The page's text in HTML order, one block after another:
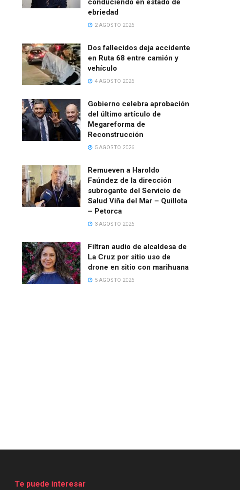
conduciendo en estado de
ebriedad
2 AGOSTO 2026
Dos fallecidos deja accidente
en Ruta 68 entre camión y
vehículo
4 AGOSTO 2026
Gobierno celebra aprobación
del último artículo de
Megareforma de
Reconstrucción
5 AGOSTO 2026
Remueven a Haroldo
Faúndez de la dirección
subrogante del Servicio de
Salud Viña del Mar – Quillota
– Petorca
3 AGOSTO 2026
Filtran audio de alcaldesa de
La Cruz por sitio uso de
drone en sitio con marihuana
5 AGOSTO 2026
Te puede interesar